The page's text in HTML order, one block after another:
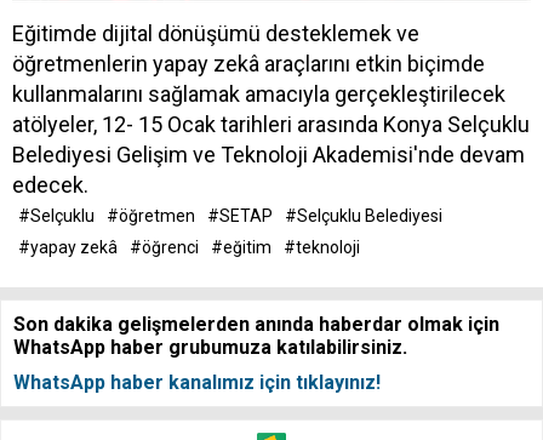
Eğitimde dijital dönüşümü desteklemek ve
öğretmenlerin yapay zekâ araçlarını etkin biçimde
kullanmalarını sağlamak amacıyla gerçekleştirilecek
atölyeler, 12- 15 Ocak tarihleri arasında Konya Selçuklu
Belediyesi Gelişim ve Teknoloji Akademisi'nde devam
edecek.
#Selçuklu #öğretmen #SETAP
#Selçuklu Belediyesi
#yapay zekâ
#öğrenci #eğitim #teknoloji
Son dakika gelişmelerden anında haberdar olmak için
WhatsApp haber grubumuza katılabilirsiniz.
WhatsApp haber kanalımız için tıklayınız!